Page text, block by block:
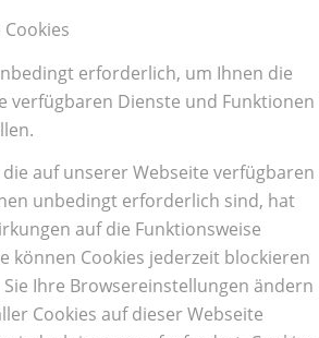
erforderlich, um Ihnen die
verfügbaren Dienste und Funktionen
auf unserer Webseite verfügbaren
unbedingt erforderlich sind, hat
auf die Funktionsweise
können Cookies jederzeit blockieren
Ihre Browsereinstellungen ändern
Cookies auf dieser Webseite